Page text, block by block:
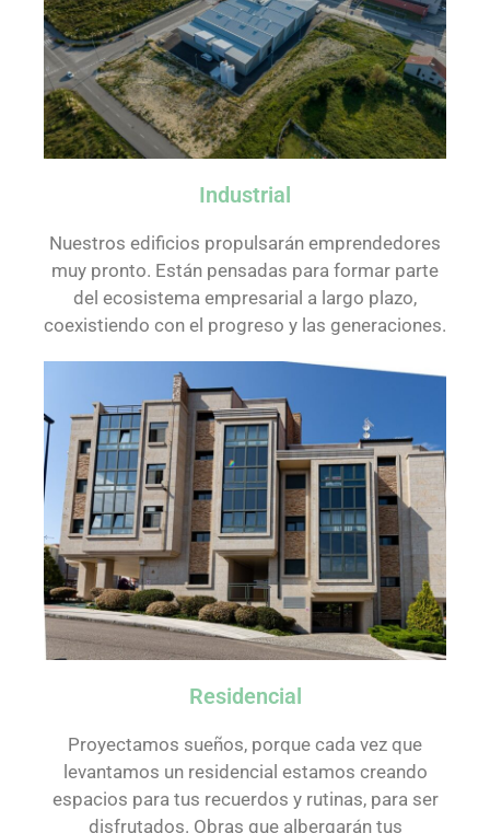
Industrial
Nuestros edificios propulsarán emprendedores
muy pronto. Están pensadas para formar parte
del ecosistema empresarial a largo plazo,
coexistiendo con el progreso y las generaciones.
Residencial
Proyectamos sueños, porque cada vez que
levantamos un residencial estamos creando
espacios para tus recuerdos y rutinas, para ser
disfrutados. Obras que albergarán tus